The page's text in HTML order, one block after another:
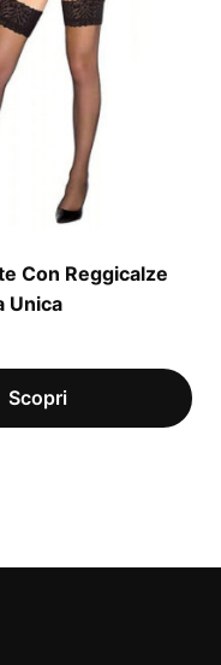
Con Reggicalze
Unica